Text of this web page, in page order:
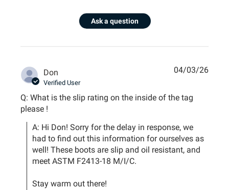
Ask a question
Don
Verified User
Q: What is the slip rating on the inside of the tag
please !
A: Hi Don! Sorry for the delay in response, we
had to find out this information for ourselves as
well! These boots are slip and oil resistant, and
meet ASTM F2413-18 M/I/C.
Stay warm out there!
04/03/26